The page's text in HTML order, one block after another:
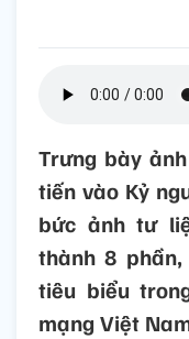
Trưng bày
tiến vào Kỷ
bức ảnh tư
thành 8
tiêu biểu
mạng Việt